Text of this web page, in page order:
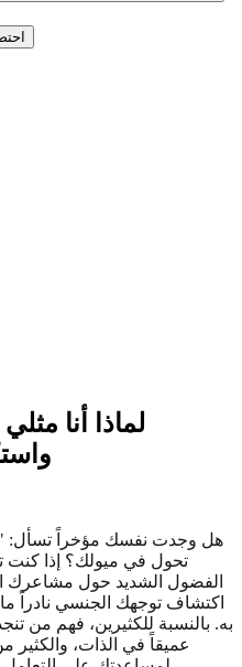
لماذا أنا
هل وجدت نفسك مؤخراً تسأل:
تحول في ميولك؟ إذا كنت
الفضول الشديد حول مشاعرك
اكتشاف توجهك الجنسي نادراً
به. بالنسبة للكثيرين، فهم من
عميقاً في الذات، والكثير